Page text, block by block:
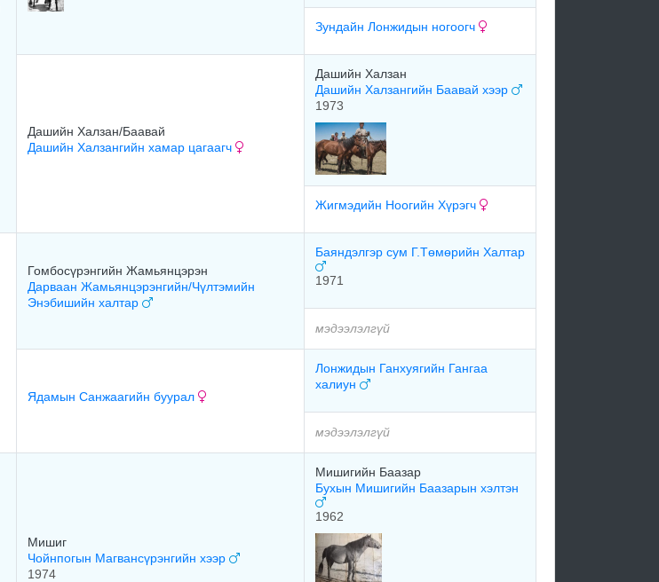
Зундайн Лонжидын ногоогч
Дашийн Халзан/Баавай
Дашийн Халзангийн хамар цагаагч
Дашийн Халзан
Дашийн Халзангийн Баавай хээр
1973
Жигмэдийн Ноогийн Хүрэгч
Гомбосүрэнгийн Жамьянцэрэн
Дарваан Жамьянцэрэнгийн/Чүлтэмийн
Энэбишийн халтар
Баяндэлгэр сум Г.Төмөрийн Халтар
1971
мэдээлэлгүй
Ядамын Санжаагийн буурал
Лонжидын Ганхуягийн Гангаа
халиун
мэдээлэлгүй
Мишиг
Чойнпогын Магвансүрэнгийн хээр
1974
Мишигийн Баазар
Бухын Мишигийн Баазарын хэлтэн
1962